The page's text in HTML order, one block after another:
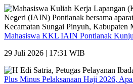
Mahasiswa KKL IAIN Pontianak
29 Juli 2026 | 17:31 WIB
Plus Minus Pelaksanaan Haji 2026,